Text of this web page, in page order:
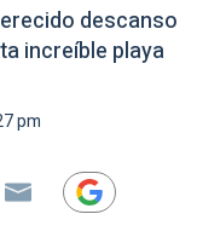
descanso
increíble playa
pm